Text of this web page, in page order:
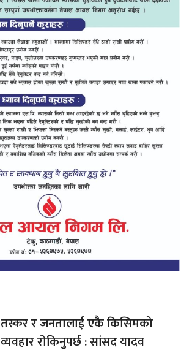
तस्कर र जनतालाई एकै किसिमको
व्यवहार रोकिनुपर्छ : सांसद यादव